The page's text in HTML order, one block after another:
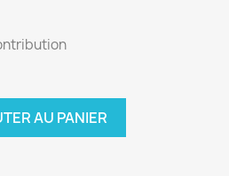
AU PANIER